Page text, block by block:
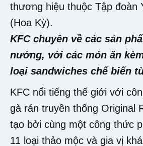
thương hiệu thuộc Tập đoàn
(Hoa Kỳ).
KFC chuyên về các sản
nướng, với các món ăn
loại sandwiches chế biến
KFC nổi tiếng thế giới với
gà rán truyền thống Original
tạo bởi cùng một công thức
11 loại thảo mộc và gia vị